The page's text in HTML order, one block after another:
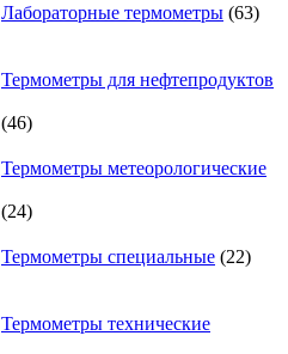
Лабораторные термометры 63
Термометры для нефтепродуктов
4646
Термометры метеорологические
2424
Термометры специальные 22
Термометры технические